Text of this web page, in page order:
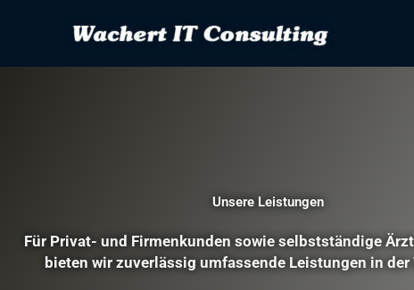
Unsere Leistungen
Für Privat- und Firmenkunden sowie selbstständige
bieten wir zuverlässig umfassende Leistungen in der